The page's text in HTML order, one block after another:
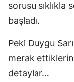
sorusu sıklıkla
başladı.
Peki Duygu
merak
detaylar…